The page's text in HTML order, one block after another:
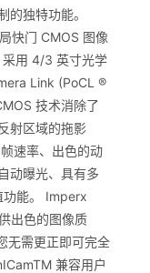
的独特功能。
快门 CMOS 图像
用 4/3 英寸光学
Link (PoCL ®
技术消除了
射区域的拖影
速率、出色的动
动曝光、具有多
功能。 Imperx
出色的图像质
无需更正即可完全
兼容用户